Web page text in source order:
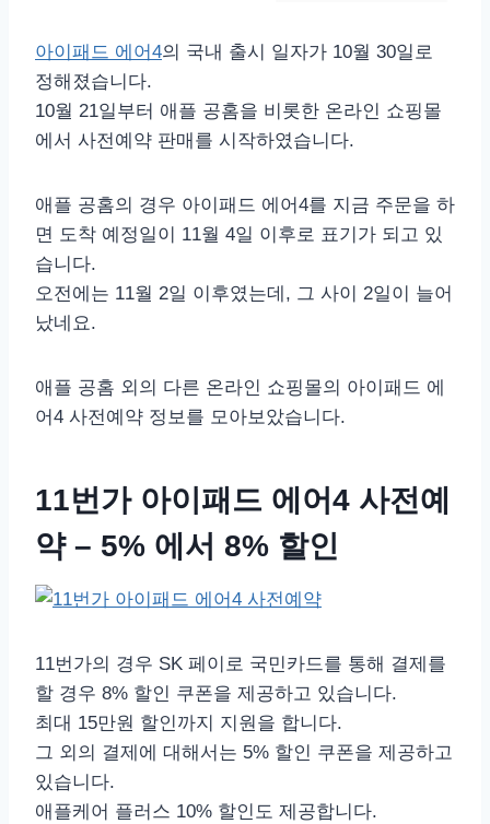
아이패드 에어4의 국내 출시 일자가 10월 30일로
정해졌습니다.
10월 21일부터 애플 공홈을 비롯한 온라인 쇼핑몰
에서 사전예약 판매를 시작하였습니다.
애플 공홈의 경우 아이패드 에어4를 지금 주문을 하
면 도착 예정일이 11월 4일 이후로 표기가 되고 있
습니다.
오전에는 11월 2일 이후였는데, 그 사이 2일이 늘어
났네요.
애플 공홈 외의 다른 온라인 쇼핑몰의 아이패드 에
어4 사전예약 정보를 모아보았습니다.
11번가 아이패드 에어4 사전예
약 – 5% 에서 8% 할인
11번가의 경우 SK 페이로 국민카드를 통해 결제를
할 경우 8% 할인 쿠폰을 제공하고 있습니다.
최대 15만원 할인까지 지원을 합니다.
그 외의 결제에 대해서는 5% 할인 쿠폰을 제공하고
있습니다.
애플케어 플러스 10% 할인도 제공합니다.